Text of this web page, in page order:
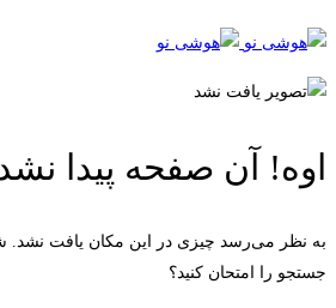
اوه! آن صفحه پیدا
به نظر می‌رسد چیزی در این مکان یافت نشد.
جستجو را امتحان کنید؟